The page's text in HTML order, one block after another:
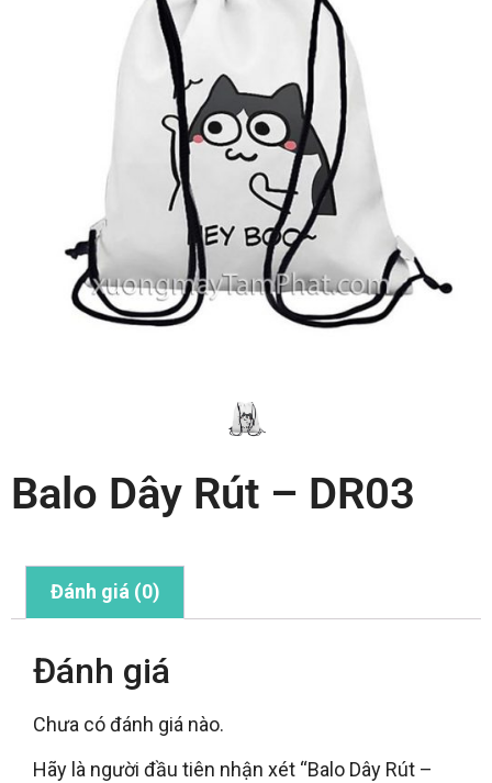
Balo Dây Rút – DR03
Đánh giá (0)
Đánh giá
Chưa có đánh giá nào.
Hãy là người đầu tiên nhận xét “Balo Dây Rút –